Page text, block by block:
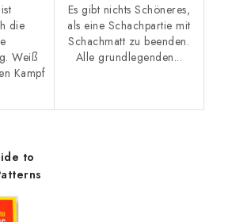
die
Weiß
Kampf
Es gibt nichts Schöneres,
als eine Schachpartie mit
Schachmatt zu beenden.
Alle grundlegenden...
to